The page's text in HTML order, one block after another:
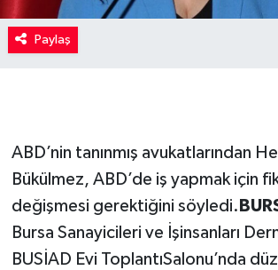
Paylaş
ABD’nin tanınmış avukatlarından
Bükülmez, ABD’de iş yapmak için
değişmesi gerektiğini söyledi.
Bursa Sanayicileri ve İşinsanları
BUSİAD Evi ToplantıSalonu’nda